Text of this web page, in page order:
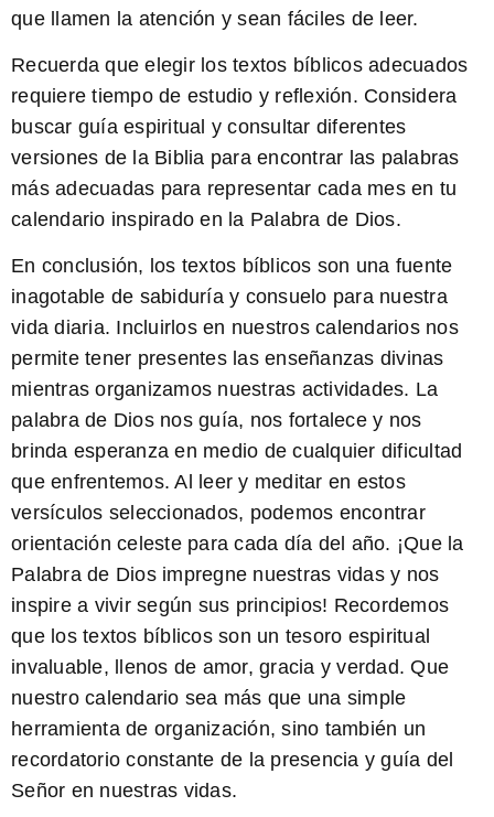
que llamen la atención y sean fáciles de leer.
Recuerda que elegir los textos bíblicos adecuados
requiere tiempo de estudio y reflexión. Considera
buscar guía espiritual y consultar diferentes
versiones de la Biblia para encontrar las palabras
más adecuadas para representar cada mes en tu
calendario inspirado en la Palabra de Dios.
En conclusión, los textos bíblicos son una fuente
inagotable de sabiduría y consuelo para nuestra
vida diaria. Incluirlos en nuestros calendarios nos
permite tener presentes las enseñanzas divinas
mientras organizamos nuestras actividades. La
palabra de Dios nos guía, nos fortalece y nos
brinda esperanza en medio de cualquier dificultad
que enfrentemos. Al leer y meditar en estos
versículos seleccionados, podemos encontrar
orientación celeste para cada día del año. ¡Que la
Palabra de Dios impregne nuestras vidas y nos
inspire a vivir según sus principios! Recordemos
que los textos bíblicos son un tesoro espiritual
invaluable, llenos de amor, gracia y verdad. Que
nuestro calendario sea más que una simple
herramienta de organización, sino también un
recordatorio constante de la presencia y guía del
Señor en nuestras vidas.